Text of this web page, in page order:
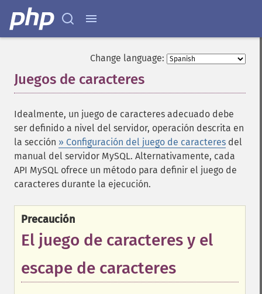
Change language:
Juegos de caracteres
Idealmente, un juego de caracteres adecuado debe
ser definido a nivel del servidor, operación descrita en
la sección » Configuración del juego de caracteres del
manual del servidor MySQL. Alternativamente, cada
API MySQL ofrece un método para definir el juego de
caracteres durante la ejecución.
Precaución
El juego de caracteres y el
escape de caracteres